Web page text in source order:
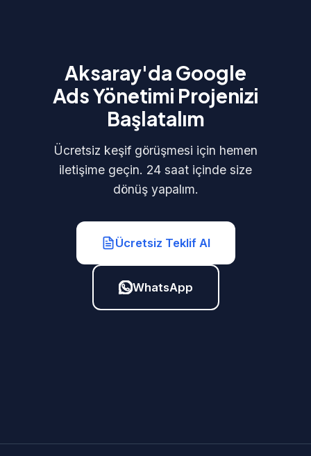
Aksaray'da Google
Ads Yönetimi Projenizi
Başlatalım
Ücretsiz keşif görüşmesi için hemen
iletişime geçin. 24 saat içinde size
dönüş yapalım.
Ücretsiz Teklif Al
WhatsApp